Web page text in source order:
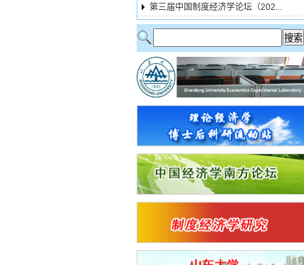
第三届中国制度经济学论坛（202...